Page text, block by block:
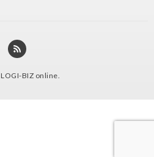
LOGI-BIZ online.